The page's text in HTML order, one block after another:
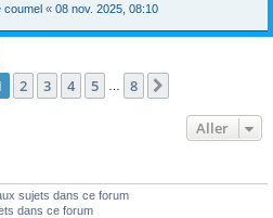
coumel « 08 nov. 2025, 08:10
1sur8
2 3 4 5 8
Aller
sujets dans ce forum
dans ce forum